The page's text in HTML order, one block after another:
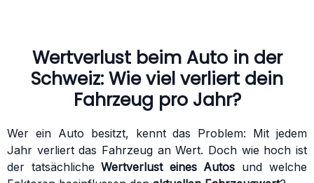
Wertverlust beim Auto in der
Schweiz: Wie viel verliert dein
Fahrzeug pro Jahr?
Wer ein Auto besitzt, kennt das Problem: Mit jedem
Jahr verliert das Fahrzeug an Wert. Doch wie hoch ist
der tatsächliche Wertverlust eines Autos und welche